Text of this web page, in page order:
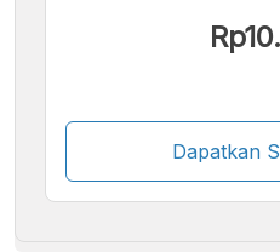
Dapatkan
Beberapa metode